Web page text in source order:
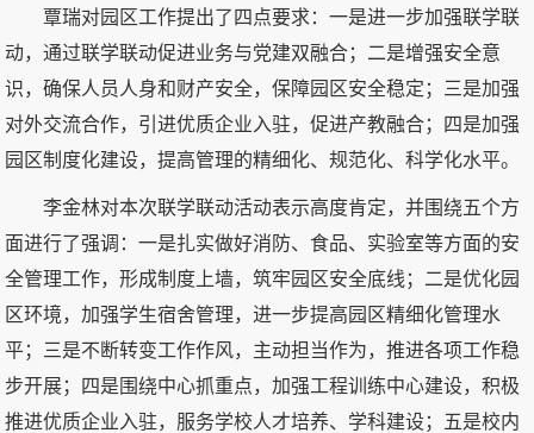
覃瑞对园区工作提出了四点要求：一是进一步加强联学联
动，通过联学联动促进业务与党建双融合；二是增强安全意
识，确保人员人身和财产安全，保障园区安全稳定；三是加强
对外交流合作，引进优质企业入驻，促进产教融合；四是加强
园区制度化建设，提高管理的精细化、规范化、科学化水平。
李金林对本次联学联动活动表示高度肯定，并围绕五个方
面进行了强调：一是扎实做好消防、食品、实验室等方面的安
全管理工作，形成制度上墙，筑牢园区安全底线；二是优化园
区环境，加强学生宿舍管理，进一步提高园区精细化管理水
平；三是不断转变工作作风，主动担当作为，推进各项工作稳
步开展；四是围绕中心抓重点，加强工程训练中心建设，积极
推进优质企业入驻，服务学校人才培养、学科建设；五是校内